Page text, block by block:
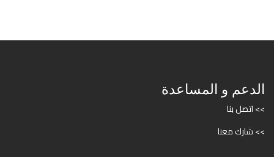
الدعم و المساعدة
>> اتصل بنا
>> شارك معنا